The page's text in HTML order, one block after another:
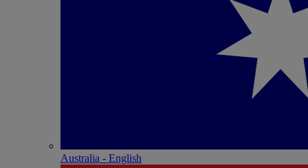
Australia - English